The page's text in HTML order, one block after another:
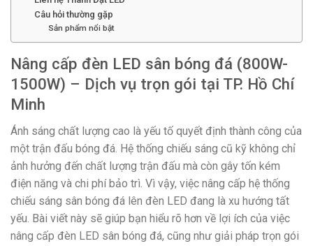
Câu hỏi thường gặp
Sản phẩm nổi bật
Nâng cấp đèn LED sân bóng đá (800W-
1500W) – Dịch vụ trọn gói tại TP. Hồ Chí
Minh
Ánh sáng chất lượng cao là yếu tố quyết định thành công của
một trận đấu bóng đá. Hệ thống chiếu sáng cũ kỹ không chỉ
ảnh hưởng đến chất lượng trận đấu mà còn gây tốn kém
điện năng và chi phí bảo trì. Vì vậy, việc nâng cấp hệ thống
chiếu sáng sân bóng đá lên đèn LED đang là xu hướng tất
yếu. Bài viết này sẽ giúp bạn hiểu rõ hơn về lợi ích của việc
nâng cấp đèn LED sân bóng đá, cũng như giải pháp trọn gói